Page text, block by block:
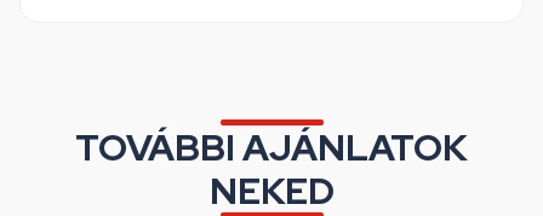
TOVÁBBI AJÁNLATOK
NEKED